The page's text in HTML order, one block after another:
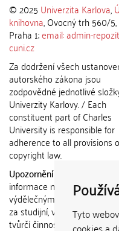
Tyto
© 2025 Univerzita Karlova,
knihovna, Ovocný trh 560/5,
Praha 1;email: admin-
cuni.cz
Za dodržení všech
autorského zákona jsou
zodpovědné jednotlivé
Univerzity Karlovy. / Each
constituent part of Charles
University is responsible for
adherence to all provisions
copyright law.
Upozornění / Notice:
informace nemohou být
výdělečným účelům nebo
za studijní, vědeckou nebo
tvůrčí činnost jiné osoby